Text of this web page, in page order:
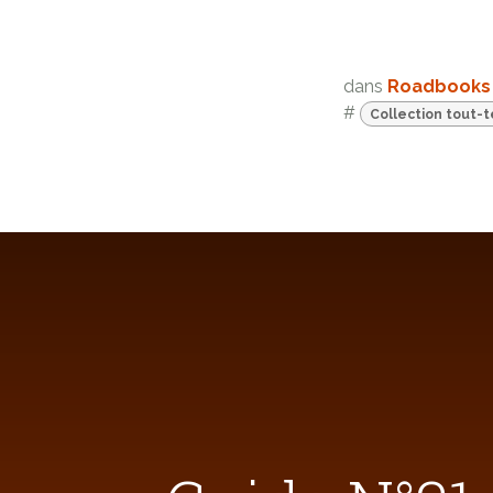
dans Roadbooks
#
Collection tout-